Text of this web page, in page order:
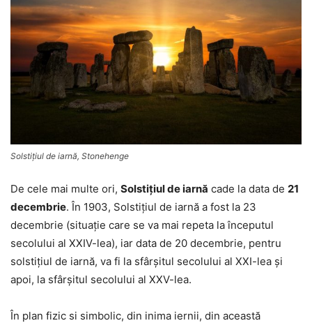
Solstiţiul de iarnă, Stonehenge
De cele mai multe ori, Solstiţiul de iarnă cade la data de 21
decembrie. În 1903, Solstiţiul de iarnă a fost la 23
decembrie (situaţie care se va mai repeta la începutul
secolului al XXIV-lea), iar data de 20 decembrie, pentru
solstiţiul de iarnă, va fi la sfârşitul secolului al XXI-lea şi
apoi, la sfârşitul secolului al XXV-lea.
În plan fizic si simbolic, din inima iernii, din această